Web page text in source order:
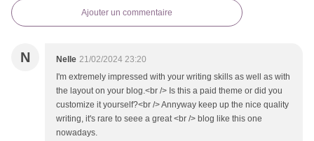
Ajouter un commentaire
N Nelle 21/02/2024 23:20
I'm extremely impressed with your writing skills as well as with
the layout on your blog.<br /> Is this a paid theme or did you
customize it yourself?<br /> Annyway keep up the nice quality
writing, it's rare to seee a great <br /> blog like this one
nowadays.